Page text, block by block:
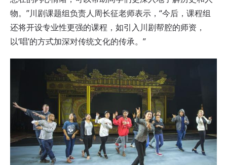
物。”川剧课题组负责人周长征老师表示，“今后，课程组
还将开设专业性更强的课程，如引入川剧帮腔的师资，
以‘唱’的方式加深对传统文化的传承。”